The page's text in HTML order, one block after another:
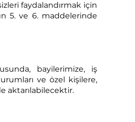
faydalandırmak için
5. ve 6. maddelerinde
bayilerimize, iş
ve özel kişilere,
aktarılabilecektir.